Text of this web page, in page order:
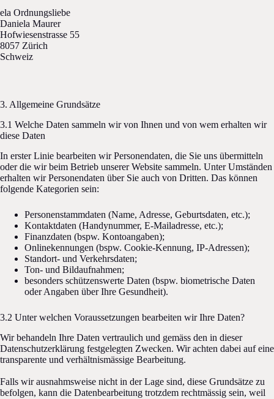
ela Ordnungsliebe
Daniela Maurer
Hofwiesenstrasse 55
8057 Zürich
Schweiz
3. Allgemeine Grundsätze
3.1 Welche Daten sammeln wir von Ihnen und von wem erhalten wir
diese Daten
In erster Linie bearbeiten wir Personendaten, die Sie uns übermitteln
oder die wir beim Betrieb unserer Website sammeln. Unter Umständen
erhalten wir Personendaten über Sie auch von Dritten. Das können
folgende Kategorien sein:
Personenstammdaten (Name, Adresse, Geburtsdaten, etc.);
Kontaktdaten (Handynummer, E-Mailadresse, etc.);
Finanzdaten (bspw. Kontoangaben);
Onlinekennungen (bspw. Cookie-Kennung, IP-Adressen);
Standort- und Verkehrsdaten;
Ton- und Bildaufnahmen;
besonders schützenswerte Daten (bspw. biometrische Daten
oder Angaben über Ihre Gesundheit).
3.2 Unter welchen Voraussetzungen bearbeiten wir Ihre Daten?
Wir behandeln Ihre Daten vertraulich und gemäss den in dieser
Datenschutzerklärung festgelegten Zwecken. Wir achten dabei auf eine
transparente und verhältnismässige Bearbeitung.
Falls wir ausnahmsweise nicht in der Lage sind, diese Grundsätze zu
befolgen, kann die Datenbearbeitung trotzdem rechtmässig sein, weil